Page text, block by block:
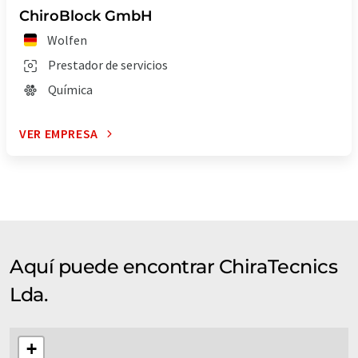
ChiroBlock GmbH
Wolfen
Prestador de servicios
Química
VER EMPRESA
Aquí puede encontrar ChiraTecnics
Lda.
+